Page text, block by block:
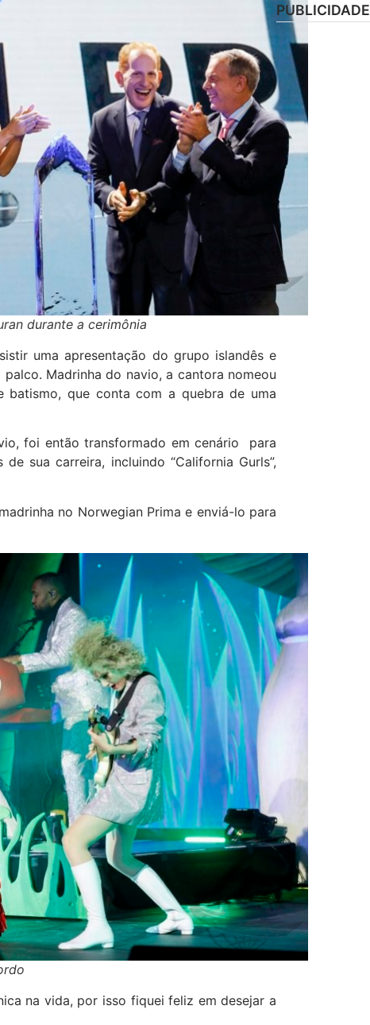
durante a cerimônia
uma apresentação do grupo islandês e
Madrinha do navio, a cantora nomeou
batismo, que conta com a quebra de uma
foi então transformado em cenário para
sua carreira, incluindo “California Gurls”,
no Norwegian Prima e enviá-lo para
na vida, por isso fiquei feliz em desejar a
PUBLICIDADE